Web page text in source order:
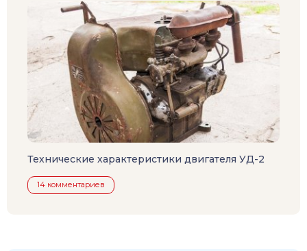
Технические характеристики двигателя УД-2
14 комментариев